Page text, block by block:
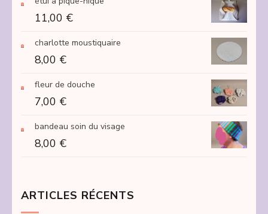
11,00 €
charlotte moustiquaire
8,00 €
fleur de douche
7,00 €
bandeau soin du visage
8,00 €
ARTICLES RÉCENTS